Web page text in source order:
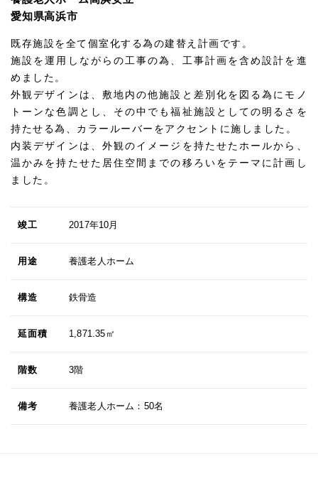
愛知県高浜市
既存施設を全て個室化する為の建替え計画です。
施設を運用しながらの工事の為、工事計画を含め設計を進
めました。
外観デザインは、敷地内の他施設と差別化を図る為にモノ
トーンな色調とし、その中でも福祉施設としての明るさを
持たせる為、カラールーバーをアクセントに施しました。
内装デザインは、外観のイメージを持たせたホールから、
温かみを持たせた居住空間までの移ろいをテーマに計画し
ました。
竣工 2017年10月
用途 養護老人ホーム
構造 鉄骨造
延面積 1,871.35㎡
階数 3階
備考 養護老人ホーム：50名